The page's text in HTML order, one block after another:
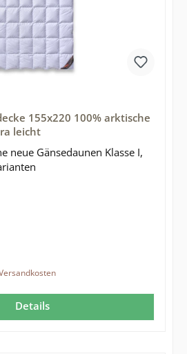
155x220 100% arktische
leicht
neue Gänsedaunen Klasse I,
Details